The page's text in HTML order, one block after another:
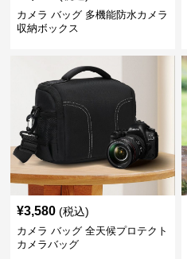
カメラ バッグ 多機能防水カメラ
収納ボックス
¥3,580 (税込)
カメラ バッグ 全天候プロテクト
カメラバッグ